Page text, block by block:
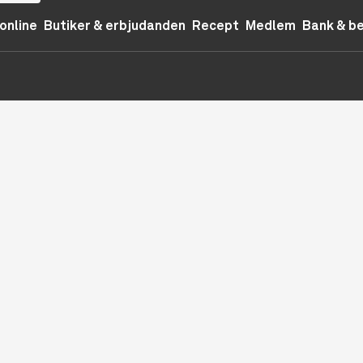
Butiker & erbjudanden Recept Medlem Bank &